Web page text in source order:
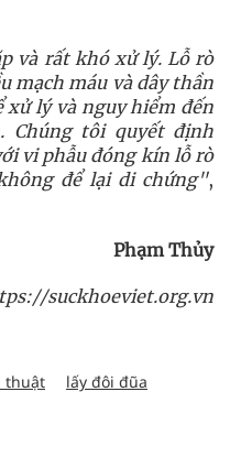
và rất khó xử lý. Lỗ rò
mạch máu và dây thần
lý và nguy hiểm đến
Chúng tôi quyết định
vi phẫu đóng kín lỗ rò
để lại di chứng",
Phạm Thủy
suckhoeviet.org.vn
thuật
lấy đôi đũa